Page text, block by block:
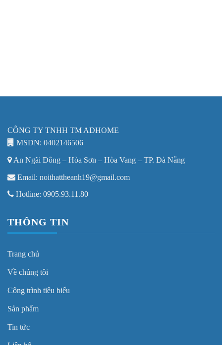
CÔNG TY TNHH TM ADHOME
MSDN: 0402146506
An Ngãi Đông – Hòa Sơn – Hòa Vang – TP. Đà Nẵng
Email: noithattheanh19@gmail.com
Hotline: 0905.93.11.80
THÔNG TIN
Trang chủ
Về chúng tôi
Công trình tiêu biểu
Sản phẩm
Tin tức